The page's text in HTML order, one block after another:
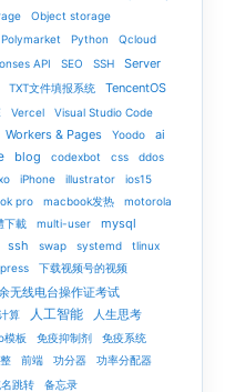
Object storage
Polymarket Python Qcloud
API SEO SSH Server
TXT文件填报系统 TencentOS
Vercel
Visual Studio Code
Workers & Pages Yoodo ai
blog codexbot css
ddos
iPhone illustrator
ios15
pro macbook发热
motorola
下載 multi-user mysql
ssh swap systemd tlinux
下载视频号的视频
无线电台操作证考试
算 人工智能 人生思考
模板 免疫抑制剂
免疫系统
前端 功分器
功率分配器
跳转
备忘录